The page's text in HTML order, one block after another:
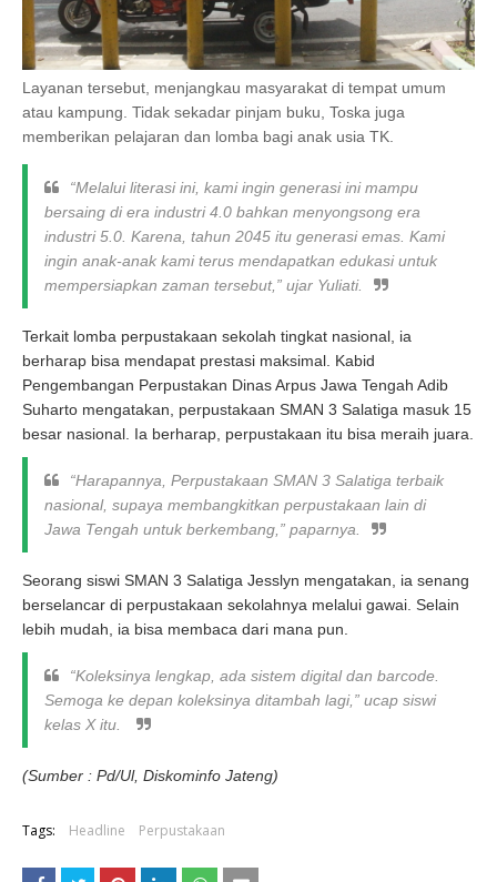
Layanan tersebut, menjangkau masyarakat di tempat umum
atau kampung. Tidak sekadar pinjam buku, Toska juga
memberikan pelajaran dan lomba bagi anak usia TK.
“Melalui literasi ini, kami ingin generasi ini mampu
bersaing di era industri 4.0 bahkan menyongsong era
industri 5.0. Karena, tahun 2045 itu generasi emas. Kami
ingin anak-anak kami terus mendapatkan edukasi untuk
mempersiapkan zaman tersebut,” ujar Yuliati.
Terkait lomba perpustakaan sekolah tingkat nasional, ia
berharap bisa mendapat prestasi maksimal. Kabid
Pengembangan Perpustakan Dinas Arpus Jawa Tengah Adib
Suharto mengatakan, perpustakaan SMAN 3 Salatiga masuk 15
besar nasional. Ia berharap, perpustakaan itu bisa meraih juara.
“Harapannya, Perpustakaan SMAN 3 Salatiga terbaik
nasional, supaya membangkitkan perpustakaan lain di
Jawa Tengah untuk berkembang,” paparnya.
Seorang siswi SMAN 3 Salatiga Jesslyn mengatakan, ia senang
berselancar di perpustakaan sekolahnya melalui gawai. Selain
lebih mudah, ia bisa membaca dari mana pun.
“Koleksinya lengkap, ada sistem digital dan barcode
Semoga ke depan koleksinya ditambah lagi,” ucap siswi
kelas X itu.
(Sumber : Pd/Ul, Diskominfo Jateng)
Tags: Headline Perpustakaan